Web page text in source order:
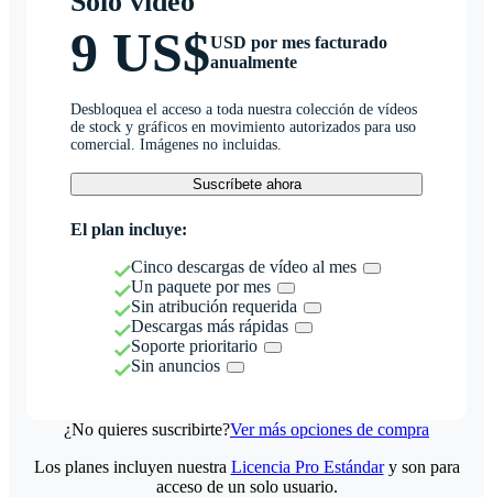
9 US$USD por mes facturado
anualmente
Desbloquea el acceso a toda nuestra colección de vídeos
de stock y gráficos en movimiento autorizados para uso
comercial. Imágenes no incluidas.
Suscríbete ahora
El plan incluye:
Cinco descargas de vídeo al mes
Un paquete por mes
Sin atribución requerida
Descargas más rápidas
Soporte prioritario
Sin anuncios
¿No quieres suscribirte?Ver más opciones de compra
Los planes incluyen nuestra Licencia Pro Estándary son para
acceso de un solo usuario.